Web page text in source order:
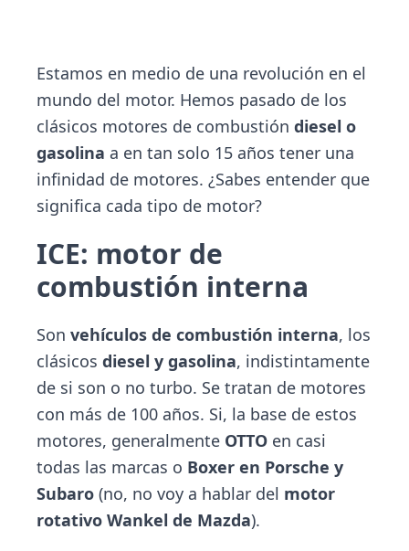
Estamos en medio de una revolución en el
mundo del motor. Hemos pasado de los
clásicos motores de combustión diesel o
gasolina a en tan solo 15 años tener una
infinidad de motores. ¿Sabes entender que
significa cada tipo de motor?
ICE: motor de
combustión interna
Son vehículos de combustión interna, los
clásicos diesel y gasolina, indistintamente
de si son o no turbo. Se tratan de motores
con más de 100 años. Si, la base de estos
motores, generalmente OTTO en casi
todas las marcas o Boxer en Porsche y
Subaro (no, no voy a hablar del motor
rotativo Wankel de Mazda).